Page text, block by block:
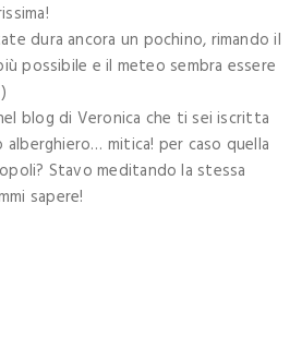
dura ancora un pochino, rimando il
possibile e il meteo sembra essere
blog di Veronica che ti sei iscritta
mitica! per caso quella
Stavo meditando la stessa
sapere!